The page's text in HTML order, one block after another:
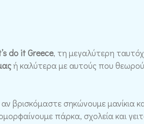
do it Greece, τη μεγαλύτερη
ή καλύτερα με αυτούς που
βρισκόμαστε σηκώνουμε μανίκια
πάρκα, σχολεία και